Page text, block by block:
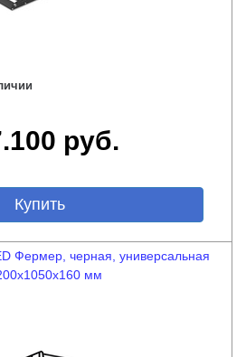
руб.
Фермер, черная, универсальная
мм